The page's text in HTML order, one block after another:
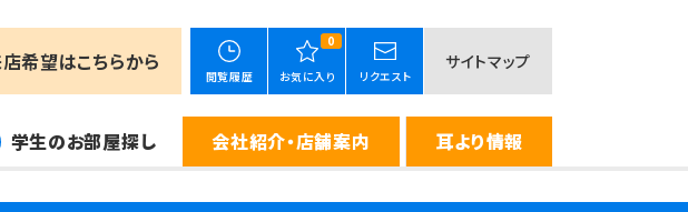
希望はこちらから
閲覧履歴
0
お気に入り リクエスト
サイトマップ
学生のお部屋探し 会社紹介・店舗案内 耳より情報